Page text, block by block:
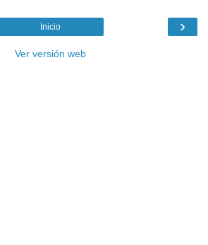
›
Inicio
Ver versión web